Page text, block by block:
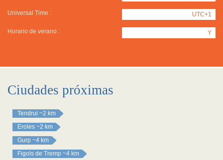
Universal Time : UTC+1
Horario de verano : Y
Ciudades próximas
Tendrui ~2 km
Eroles ~2 km
Gurp ~4 km
Figols de Tremp ~4 km